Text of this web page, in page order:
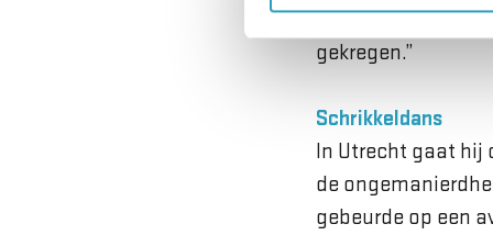
schoonzusje
gekregen.”
Schrikkeldans
In Utrecht gaat hij
de
gebeurde op een